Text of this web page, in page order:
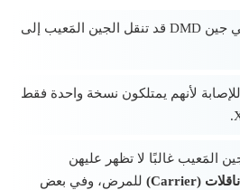
للطفرات في جين DMD قد تنقل الجين المَعيب إلى
لأنهم يمتلكون نسخة واحدة فقط
المَعيب غالبًا لا تظهر عليهن
ناقلات (Carrier)
للمرض، وفي بعض